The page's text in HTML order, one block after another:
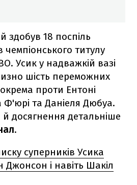
18 поспіль
чемпіонського титулу
Усик у надважкій вазі
шість переможних
проти Ентоні
та Даніеля Дюбуа.
досягнення детальніше
.
суперників Усика
і навіть Шакіл